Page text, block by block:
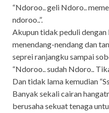
“Ndoroo.. geli Ndoro..
ndoroo..”.
Akupun tidak peduli
menendang-nendang dan
seprei ranjangku sampai
“Ndoroo.. sudah Ndoro..
Dan tidak lama kemudian
Banyak sekali cairan
berusaha sekuat tenaga